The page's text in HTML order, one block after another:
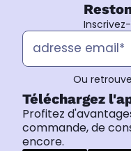
Ou
Téléchargez
Profitez
commande, de
encore.